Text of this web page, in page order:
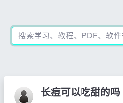
长痘可以吃甜的吗